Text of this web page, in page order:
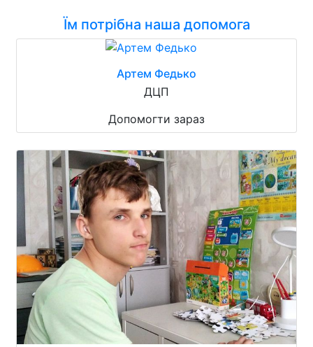
Їм потрібна наша допомога
Артем Федько
ДЦП
Допомогти зараз